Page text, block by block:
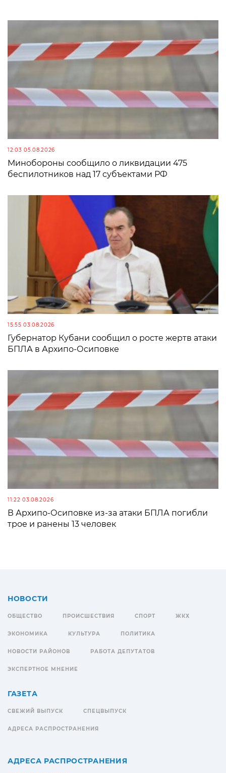
12:03 05.08.2026
Минобороны сообщило о ликвидации 475
беспилотников над 17 субъектами РФ
15:55 03.08.2026
Губернатор Кубани сообщил о росте жертв атаки
БПЛА в Архипо-Осиповке
11:22 03.08.2026
В Архипо-Осиповке из-за атаки БПЛА погибли
трое и ранены 13 человек
НОВОСТИ
ОБЩЕСТВО ПРОИСШЕСТВИЯ СПОРТ ЖКХ
ЭКОНОМИКА КУЛЬТУРА ПОЛИТИКА
НОВОСТИ РАЙОНОВ РАБОТА ДЕПУТАТОВ
ЭКСПЕРТНОЕ МНЕНИЕ
ГАЗЕТА
СВЕЖИЙ ВЫПУСК СПЕЦВЫПУСК
АДРЕСА РАСПРОСТРАНЕНИЯ
АДРЕСА РАСПРОСТРАНЕНИЯ